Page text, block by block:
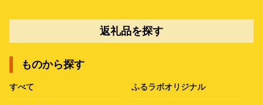
返礼品を探す
ものから探す
すべて ふるラボオリジナル